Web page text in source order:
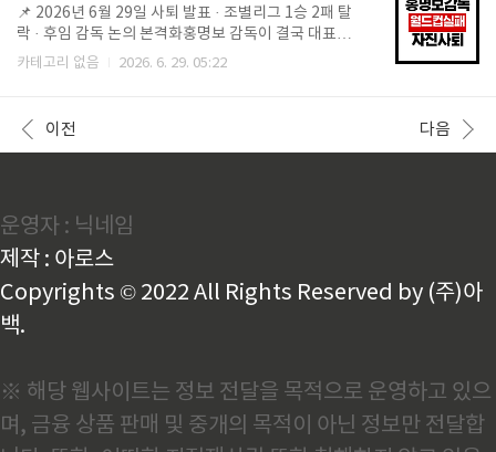
🤔 한국이 진 게 아니라, 다른 나라가 이겨서 떨어졌어
요한국의 조별리그 일정은 25일 남아공전으로 이미 끝
났어요. 그 이후 탈락이 확정되기까지 사흘 동안, 한국
은 단 한 경기도 직접 뛰지 않았어요. 다른 조 경기 결과
👇 📊 어떤 대회였길래 이렇게 복잡했나요? 홍명..
📌 2026년 6월 29일 사퇴 발표 · 조별리그 1승 2패 탈
락 · 후임 감독 논의 본격화홍명보 감독이 결국 대표팀
지휘봉을 내려놓았어요. 2026 북중미 월드컵 조별리그
이 어떻게 될지까지, 지금 가장 궁금하실 내용을 정리해
드릴게요!🤔 계약 기간이 남았는데도 자진 사퇴를 선택
을 지겠다며 임기를 채우지 않고 물러나는 길을 택했어
요 👇 ⚽ 무슨 일이 있었나요? 한국 대표팀은 2026 북중
미 월드컵 조별리그 A조에서 1승 2패(승점 3)..
카테고리 없음 2026. 6. 29. 05:22
이전 다음
운영자 : 닉네임
제작 : 아로스
Copyrights © 2022 All Rights Reserved by (주)아
백.
※ 해당 웹사이트는 정보 전달을 목적으로 운영하고 있으
며, 금융 상품 판매 및 중개의 목적이 아닌 정보만 전달합